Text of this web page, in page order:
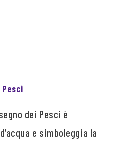
Pesci
dei Pesci è
e simboleggia la